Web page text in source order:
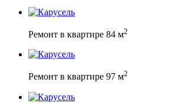
Ремонт в квартире 84 м2
Ремонт в квартире 97 м2